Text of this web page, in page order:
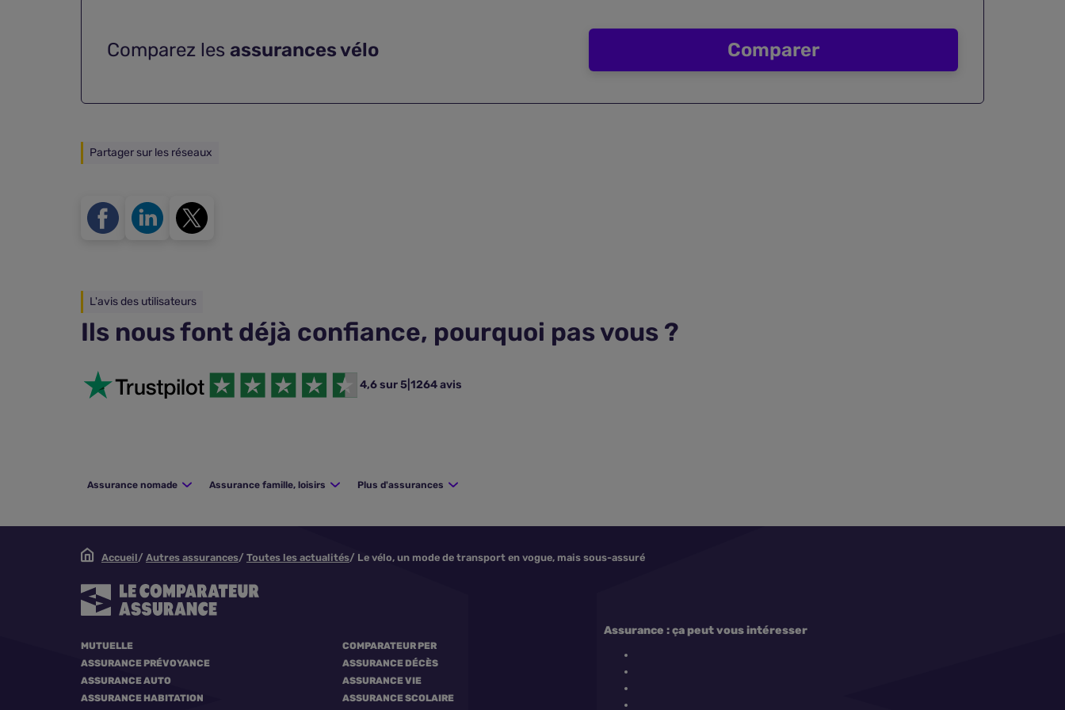
Comparez les assurances vélo Comparer
Partager sur les réseaux
L'avis des utilisateurs
Ils nous font déjà confiance, pourquoi pas vous ?
4,6 sur 5 1264 avis
Assurance nomade Assurance famille, loisirs Plus d'assurances
Accueil Autres assurances Toutes les actualités Le vélo, un mode de transport en vogue, mais sous-assuré
MUTUELLE
ASSURANCE PRÉVOYANCE
ASSURANCE AUTO
ASSURANCE HABITATION
COMPARATEUR PER
ASSURANCE DÉCÈS
ASSURANCE VIE
ASSURANCE SCOLAIRE
Assurance : ça peut vous intéresser